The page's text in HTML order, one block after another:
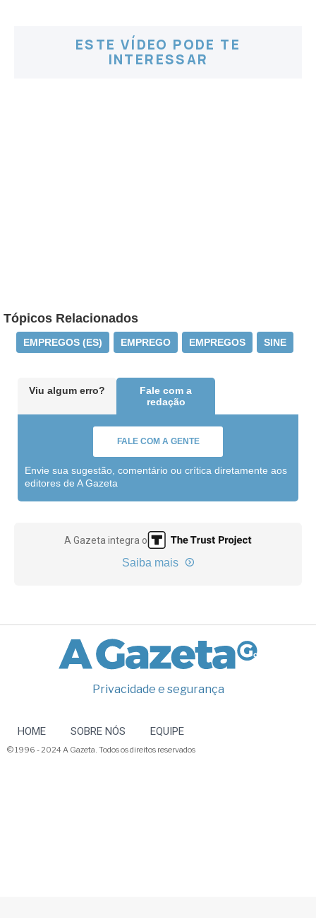
ESTE VÍDEO PODE TE
INTERESSAR
Tópicos Relacionados
EMPREGOS (ES) EMPREGO EMPREGOS SINE
Viu algum erro?
Fale com a
redação
FALE COM A GENTE
Envie sua sugestão, comentário ou crítica diretamente aos
editores de A Gazeta
A Gazeta integra o
Saiba mais
Privacidade e segurança
HOME SOBRE NÓS EQUIPE
© 1996 - 2024 A Gazeta. Todos os direitos reservados